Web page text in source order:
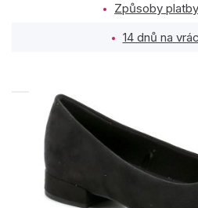
Způsoby
14 dnů na
PODOBNÉ